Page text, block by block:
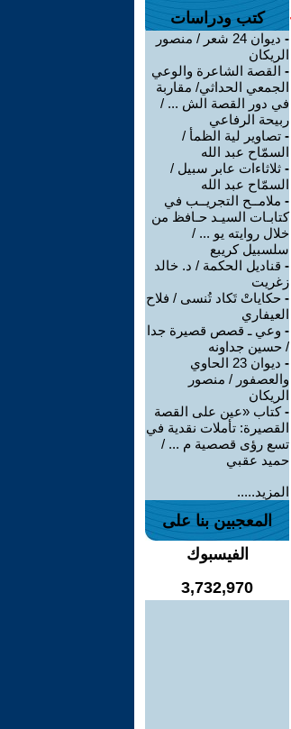
كتب ودراسات
-
ديوان 24 شعر / منصور
الريكان
- القصة الشاعرة والوعي
الجمعي الحداثي/ مقاربة
في دور القصة الش ... /
ربيحة الرفاعي
- تصاوير لية الظمأ /
السمّاح عبد الله
- ثلاثاءات عابر سبيل /
السمّاح عبد الله
- ملامــح التجريــب في
كتابـات السيـد حـافظ من
خلال روايته يو ... /
سلسبيل كريبع
- قناديل الحكمة / د. خالد
زغريت
- حكاياتْ تَكاد تُنسى / فلاح
العيفاري
- وعي ـ قصص قصيرة جدا
/ حسين جداونه
-
ديوان 23 الحاوي
والعصفور / منصور
الريكان
-كتاب «عين على القصة
القصيرة: تأملات نقدية في
تسع رؤى قصصية م ... /
حميد عقبي
المزيد.....
المعجبين بنا على
الفيسبوك
3,732,970